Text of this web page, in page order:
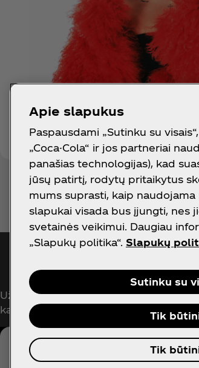
Užsiprenumeruokite dabar ir gaukite
kas susiję su „Coca‑Cola“!
Apie slapukus
Paspausdami „Sutinku su
„Coca-Cola“ ir jos partneriai
panašias technologijas), kad
jūsų patirtį, rodytų pritaikytus
mums suprasti, kaip
slapukai visada bus įjungti, nes
svetainės veikimui. Daugiau
„Slapukų politika“. Slapukų
Sutinku su
Tik
Tik